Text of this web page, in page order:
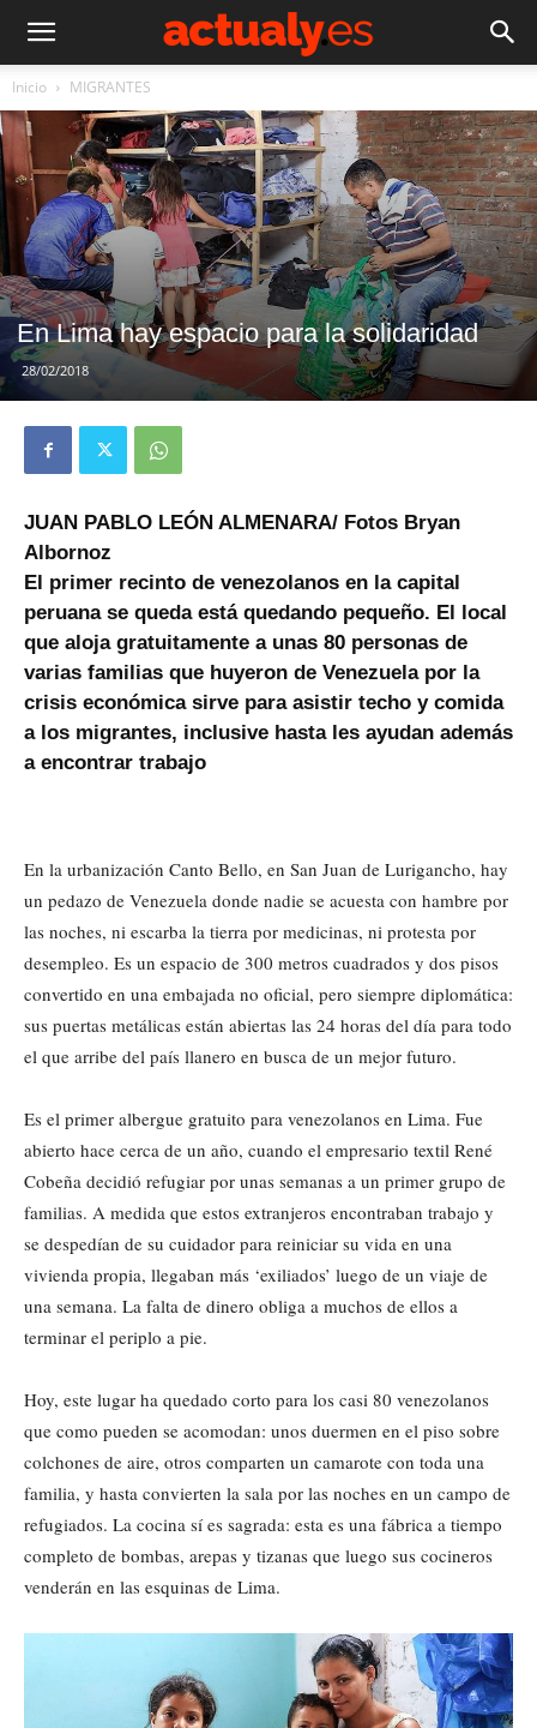
Inicio MIGRANTES
En Lima hay espacio para la solidaridad
28/02/2018
JUAN PABLO LEÓN ALMENARA/ Fotos Bryan
Albornoz
El primer recinto de venezolanos en la capital
peruana se queda está quedando pequeño. El local
que aloja gratuitamente a unas 80 personas de
varias familias que huyeron de Venezuela por la
crisis económica sirve para asistir techo y comida
a los migrantes, inclusive hasta les ayudan además
a encontrar trabajo
En la urbanización Canto Bello, en San Juan de Lurigancho, hay
un pedazo de Venezuela donde nadie se acuesta con hambre por
las noches, ni escarba la tierra por medicinas, ni protesta por
desempleo. Es un espacio de 300 metros cuadrados y dos pisos
convertido en una embajada no oficial, pero siempre diplomática:
sus puertas metálicas están abiertas las 24 horas del día para todo
el que arribe del país llanero en busca de un mejor futuro.
Es el primer albergue gratuito para venezolanos en Lima. Fue
abierto hace cerca de un año, cuando el empresario textil René
Cobeña decidió refugiar por unas semanas a un primer grupo de
familias. A medida que estos extranjeros encontraban trabajo y
se despedían de su cuidador para reiniciar su vida en una
vivienda propia, llegaban más ‘exiliados’ luego de un viaje de
una semana. La falta de dinero obliga a muchos de ellos a
terminar el periplo a pie.
Hoy, este lugar ha quedado corto para los casi 80 venezolanos
que como pueden se acomodan: unos duermen en el piso sobre
colchones de aire, otros comparten un camarote con toda una
familia, y hasta convierten la sala por las noches en un campo de
refugiados. La cocina sí es sagrada: esta es una fábrica a tiempo
completo de bombas, arepas y tizanas que luego sus cocineros
venderán en las esquinas de Lima.